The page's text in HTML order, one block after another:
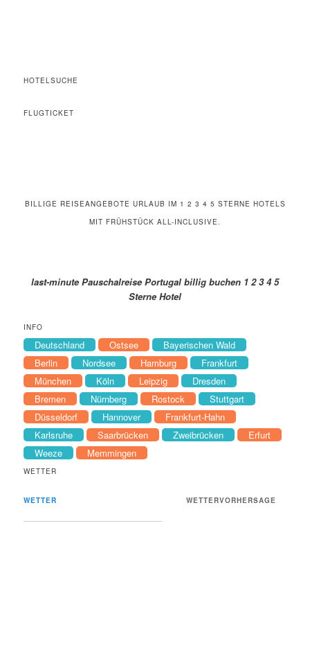
HOTELSUCHE
FLUGTICKET
BILLIGE REISEANGEBOTE URLAUB IM 1 2 3 4 5 STERNE HOTELS
MIT FRÜHSTÜCK ALL-INCLUSIVE.
last-minute Pauschalreise Portugal billig buchen 1 2 3 4 5
Sterne Hotel
INFO
Deutschland Ostsee
Bayerischen Wald
Berlin
Nordsee Hamburg
Frankfurt
München
Köln Leipzig
Dresden
Bremen
Nürnberg Rostock
Stuttgart
Düsseldorf
Hannover
Frankfurt-Hahn
Karlsruhe
Saarbrücken Zweibrücken
Erfurt
Weeze
Memmingen
WETTER
WETTER WETTERVORHERSAGE